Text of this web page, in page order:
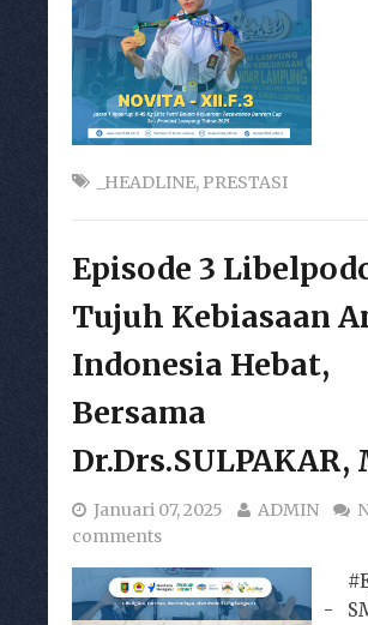
_HEADLINE, PRESTASI
Episode 3
Tujuh Kebiasaan
Indonesia Hebat,
Bersama
Dr.Drs.SULPAKAR,
Januari 07, 2025 ADMIN
comments
-